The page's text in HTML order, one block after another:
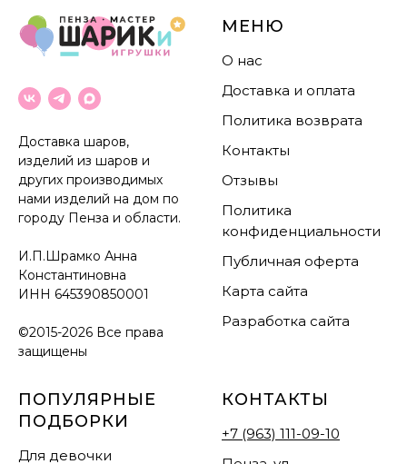
Доставка шаров,
изделий из шаров и
других производимых
нами изделий на дом по
городу Пенза и области.
И.П.Шрамко Анна
Константиновна
ИНН 645390850001
©2015-2026 Все права
защищены
МЕНЮ
О нас
Доставка и оплата
Политика возврата
Контакты
Отзывы
Политика
конфиденциальности
Публичная оферта
Карта сайта
Разработка сайта
ПОПУЛЯРНЫЕ
ПОДБОРКИ
Для девочки
КОНТАКТЫ
+7 (963) 111-09-10